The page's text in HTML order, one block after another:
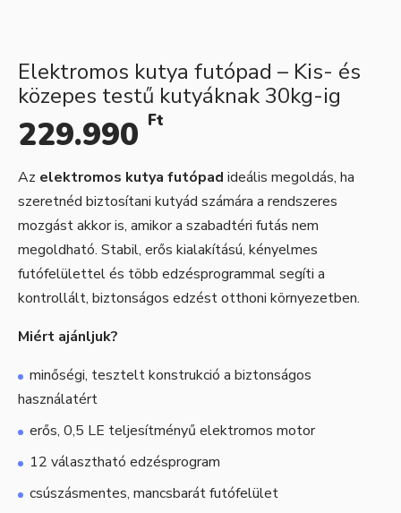
Elektromos kutya futópad – Kis- és
közepes testű kutyáknak 30kg-ig
229.990 Ft
Az elektromos kutya futópad ideális megoldás, ha
szeretnéd biztosítani kutyád számára a rendszeres
mozgást akkor is, amikor a szabadtéri futás nem
megoldható. Stabil, erős kialakítású, kényelmes
futófelülettel és több edzésprogrammal segíti a
kontrollált, biztonságos edzést otthoni környezetben.
Miért ajánljuk?
minőségi, tesztelt konstrukció a biztonságos
használatért
erős, 0,5 LE teljesítményű elektromos motor
12 választható edzésprogram
csúszásmentes, mancsbarát futófelület